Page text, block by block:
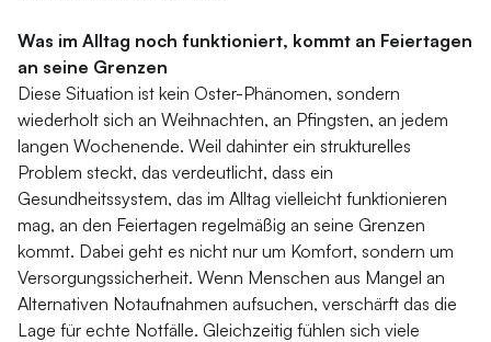
Was im Alltag noch funktioniert, kommt an Feiertagen
an seine Grenzen
Diese Situation ist kein Oster-Phänomen, sondern
wiederholt sich an Weihnachten, an Pfingsten, an jedem
langen Wochenende. Weil dahinter ein strukturelles
Problem steckt, das verdeutlicht, dass ein
Gesundheitssystem, das im Alltag vielleicht funktionieren
mag, an den Feiertagen regelmäßig an seine Grenzen
kommt. Dabei geht es nicht nur um Komfort, sondern um
Versorgungssicherheit. Wenn Menschen aus Mangel an
Alternativen Notaufnahmen aufsuchen, verschärft das die
Lage für echte Notfälle. Gleichzeitig fühlen sich viele